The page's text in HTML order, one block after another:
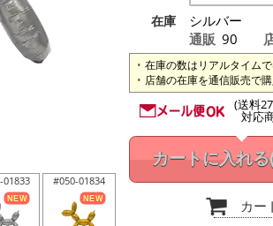
01833 #050-01834
在庫
シルバー
通販 90
在庫の数はリアルタイムで
店舗の在庫を通信販売で購
(送料
対応
カートに入れる
カー